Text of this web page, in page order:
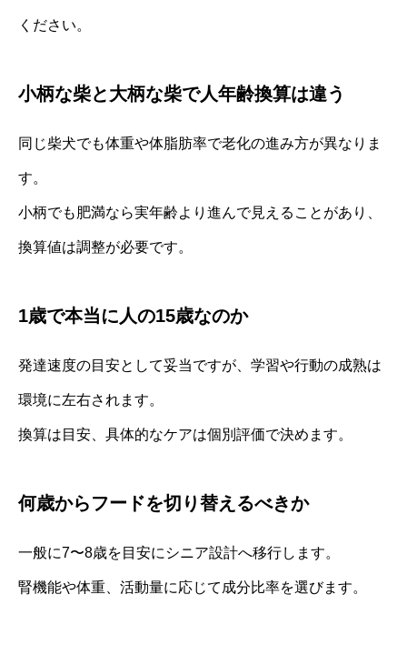
ください。
小柄な柴と大柄な柴で人年齢換算は違う
同じ柴犬でも体重や体脂肪率で老化の進み方が異なりま
す。
小柄でも肥満なら実年齢より進んで見えることがあり、
換算値は調整が必要です。
1歳で本当に人の15歳なのか
発達速度の目安として妥当ですが、学習や行動の成熟は
環境に左右されます。
換算は目安、具体的なケアは個別評価で決めます。
何歳からフードを切り替えるべきか
一般に7〜8歳を目安にシニア設計へ移行します。
腎機能や体重、活動量に応じて成分比率を選びます。